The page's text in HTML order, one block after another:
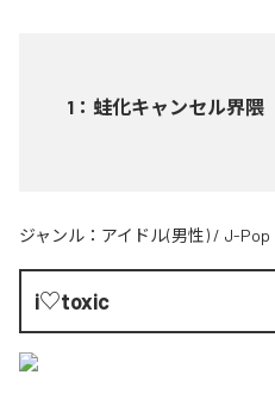
1 ： 蛙化キャンセル界隈
ジャンル： アイドル(男性) / J-Pop
i♡toxic